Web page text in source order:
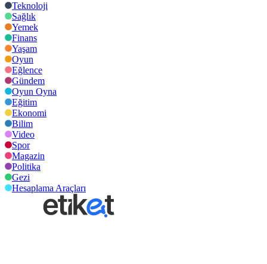
Teknoloji
Sağlık
Yemek
Finans
Yaşam
Oyun
Eğlence
Gündem
Oyun Oyna
Eğitim
Ekonomi
Bilim
Video
Spor
Magazin
Politika
Gezi
Hesaplama Araçları